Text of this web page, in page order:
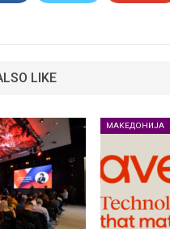
LIKE
МАКЕДОНИЈА